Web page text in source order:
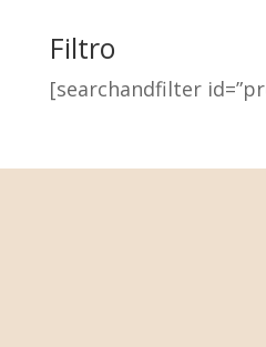
Filtro
[searchandfilter